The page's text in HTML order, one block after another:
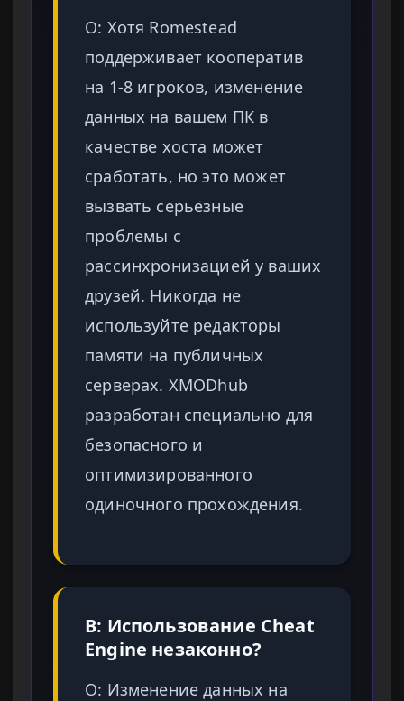
О: Хотя Romestead
поддерживает кооператив
на 1-8 игроков, изменение
данных на вашем ПК в
качестве хоста может
сработать, но это может
вызвать серьёзные
проблемы с
рассинхронизацией у ваших
друзей. Никогда не
используйте редакторы
памяти на публичных
серверах. XMODhub
разработан специально для
безопасного и
оптимизированного
одиночного прохождения.
В: Использование Cheat
Engine незаконно?
О: Изменение данных на